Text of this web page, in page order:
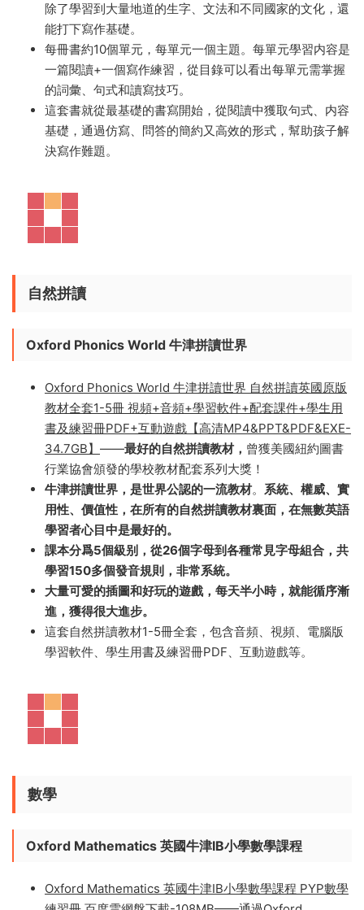
這套可謂是家喻戶曉的英語母語學習材料，除了具有更強
的可讀性，文中的冒險故事趣味十足，小孩子更感興趣！
在英國，這套可謂是家喻戶曉的英語母語學習材料，除了
具有更強的可讀性，文中的冒險故事趣味十足，小孩子更
感興趣。孩子按照級别進行閱讀，像爬樹一樣拾級而上，
除了學習到大量地道的生字、文法和不同國家的文化，還
能打下寫作基礎。
每冊書約10個單元，每單元一個主題。每單元學習内容是
的詞彙、句式和讀寫技巧。
這套書就從最基礎的書寫開始，從閱讀中獲取句式、内容
自然拼讀
Oxford Phonics World 牛津拼讀世界
Oxford Phonics World 牛津拼讀世界 自然拼讀英國原版
教材全套1-5冊 視頻+音頻+學習軟件+配套課件+學生用
書及練習冊PDF+互動遊戲【高清MP4&PPT&PDF&EXE-
34.7GB】——最好的自然拼讀教材，曾獲美國紐約圖書
行業協會頒發的學校教材配套系列大獎！
牛津拼讀世界，是世界公認的一流教材。系統、權威、實
用性、價值性，在所有的自然拼讀教材裏面，在無數英語
學習者心目中是最好的。
課本分爲5個級别，從26個字母到各種常見字母組合，共
大量可愛的插圖和好玩的遊戲，每天半小時，就能循序漸
進，獲得很大進步。
數學